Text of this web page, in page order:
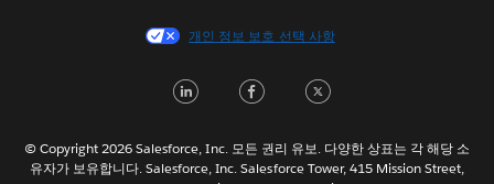
Français (Canada)
Italiano
Nederlands
개인 정보 보호 선택 사항
n c i
© Copyright 2026 Salesforce, Inc. 모든 권리 유보. 다양한 상표는 각 해당 소
유자가 보유합니다. Salesforce, Inc. Salesforce Tower, 415 Mission Street,